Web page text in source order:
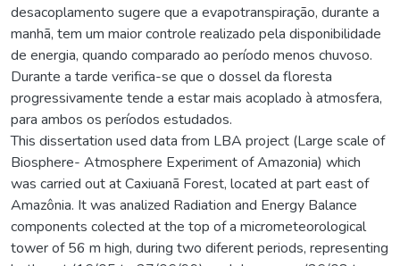
desacoplamento sugere que a evapotranspiração, durante a
manhã, tem um maior controle realizado pela disponibilidade
de energia, quando comparado ao período menos chuvoso.
Durante a tarde verifica-se que o dossel da floresta
progressivamente tende a estar mais acoplado à atmosfera,
para ambos os períodos estudados.
This dissertation used data from LBA project (Large scale of
Biosphere- Atmosphere Experiment of Amazonia) which
was carried out at Caxiuanã Forest, located at part east of
Amazônia. It was analized Radiation and Energy Balance
components colected at the top of a micrometeorological
tower of 56 m high, during two diferent periods, representing